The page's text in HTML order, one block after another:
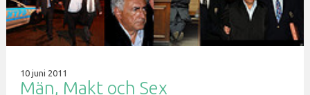
10 juni 2011
Män, Makt och Sex